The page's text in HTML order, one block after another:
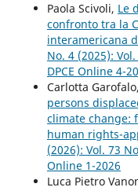
Paola Scivoli, Le
confronto tra la
interamericana
No. 4 (2025):
DPCE Online 4-
Carlotta Garofalo,
persons
climate change:
human rights-
(2026): Vol. 73
Online 1-2026
Luca Pietro